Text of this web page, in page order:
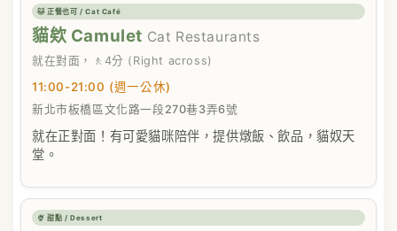
🐱 正餐也可 / Cat Café
貓欸 Camulet Cat Restaurants
就在對面，🚶4分 (Right across)
11:00-21:00 (週一公休)
新北市板橋區文化路一段270巷3弄6號
就在正對面！有可愛貓咪陪伴，提供燉飯、飲品，貓奴天
堂。
🍨 甜點 / Dessert